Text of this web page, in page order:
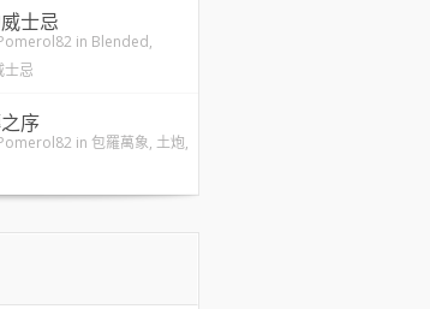
士忌
in Blended,
士忌
序
in 包羅萬象, 土炮,